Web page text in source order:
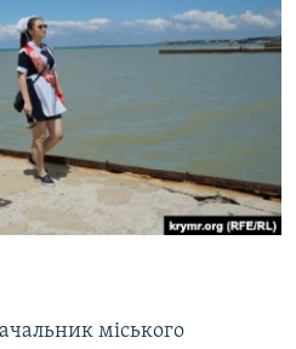
міського